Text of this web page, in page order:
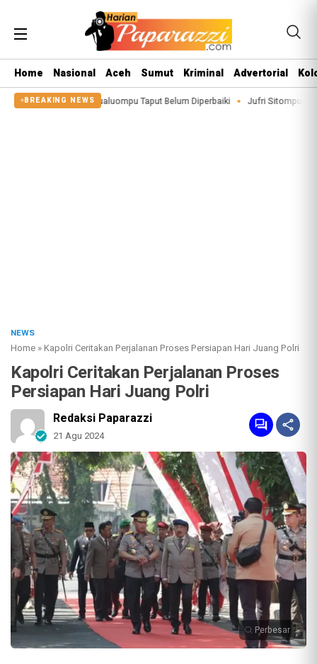
Home Nasional Aceh Sumut Kriminal Advertorial
BREAKING NEWS
di Siualuompu Taput Belum Diperbaiki Jufri Sitompul Terpilih Jadi
NEWS
Home »Kapolri Ceritakan Perjalanan Proses Persiapan Hari Juang Polri
Kapolri Ceritakan Perjalanan Proses
Persiapan Hari Juang Polri
Redaksi Paparazzi
21 Agu 2024
Perbesar